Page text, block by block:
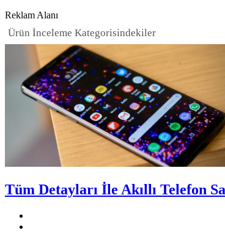
Reklam Alanı
Ürün İnceleme Kategorisindekiler
Tüm Detayları İle Akıllı Telefon